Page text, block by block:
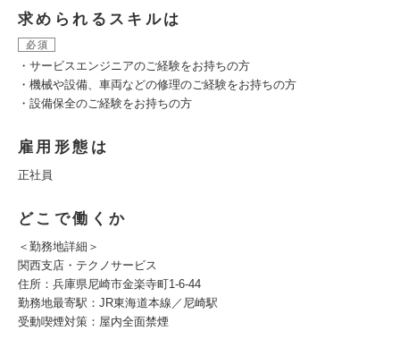
求められるスキルは
必須
・サービスエンジニアのご経験をお持ちの方
・機械や設備、車両などの修理のご経験をお持ちの方
・設備保全のご経験をお持ちの方
雇用形態は
正社員
どこで働くか
＜勤務地詳細＞
関西支店・テクノサービス
住所：兵庫県尼崎市金楽寺町1-6-44
勤務地最寄駅：JR東海道本線／尼崎駅
受動喫煙対策：屋内全面禁煙